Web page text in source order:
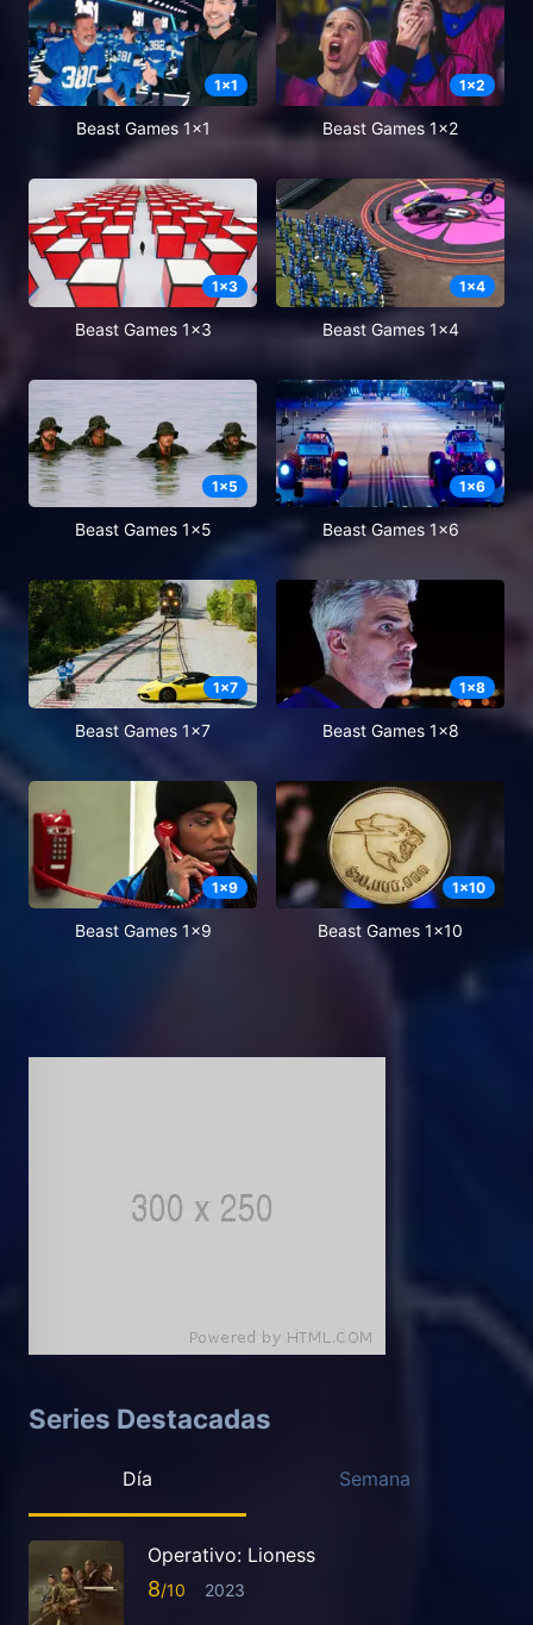
1x1
Beast Games 1x1
1x2
Beast Games 1x2
1x3
Beast Games 1x3
1x4
Beast Games 1x4
1x5
Beast Games 1x5
1x6
Beast Games 1x6
1x7
Beast Games 1x7
1x8
Beast Games 1x8
1x9
Beast Games 1x9
1x10
Beast Games 1x10
Series Destacadas
Día Semana
Operativo: Lioness
8 2023